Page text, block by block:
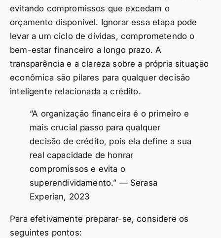
evitando compromissos que excedam o
orçamento disponível. Ignorar essa etapa pode
levar a um ciclo de dívidas, comprometendo o
bem-estar financeiro a longo prazo. A
transparência e a clareza sobre a própria situação
econômica são pilares para qualquer decisão
inteligente relacionada a crédito.
“A organização financeira é o primeiro e
mais crucial passo para qualquer
decisão de crédito, pois ela define a sua
real capacidade de honrar
compromissos e evita o
superendividamento.” — Serasa
Experian, 2023
Para efetivamente preparar-se, considere os
seguintes pontos: